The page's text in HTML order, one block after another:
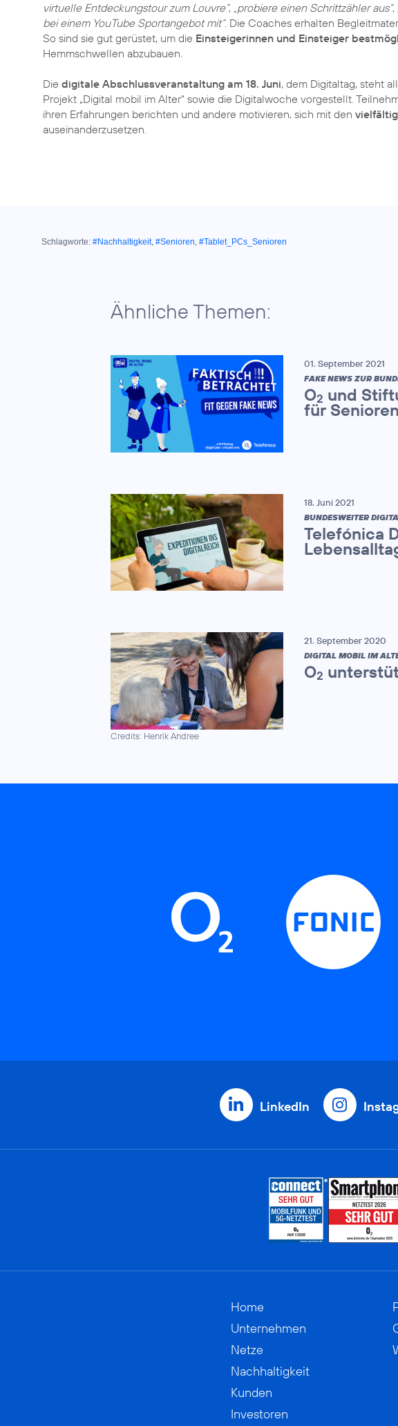
virtuelle Entdeckungstour zum Louvre“, „probiere einen Schrittzähler aus“,
bei einem YouTube Sportangebot mit“. Die Coaches erhalten
So sind sie gut gerüstet, um die Einsteigerinnen und Einsteiger
Hemmschwellen abzubauen.
Die digitale Abschlussveranstaltung am 18. Juni, dem Digitaltag, steht
Projekt „Digital mobil im Alter“ sowie die Digitalwoche vorgestellt.
ihren Erfahrungen berichten und andere motivieren, sich mit den
auseinanderzusetzen.
Schlagworte: #Nachhaltigkeit, #Senioren, #Tablet_PCs_Senioren
Ähnliche Themen:
01. September 2021
FAKE NEWS ZUR
O2 und
für
18. Juni 2021
BUNDESWEITER
Telefónica
Credits: Henrik Andree
21. September 2020
DIGITAL MOBIL IM
O2
LinkedIn
Home
Unternehmen
Netze
Nachhaltigkeit
Kunden
Investoren